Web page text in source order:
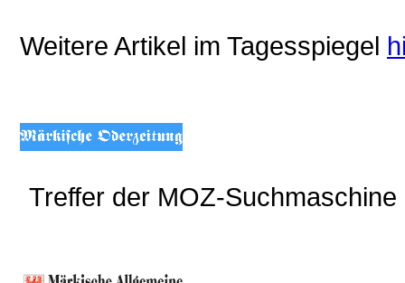
Weitere Artikel im Tagesspiegel
Treffer der MOZ-